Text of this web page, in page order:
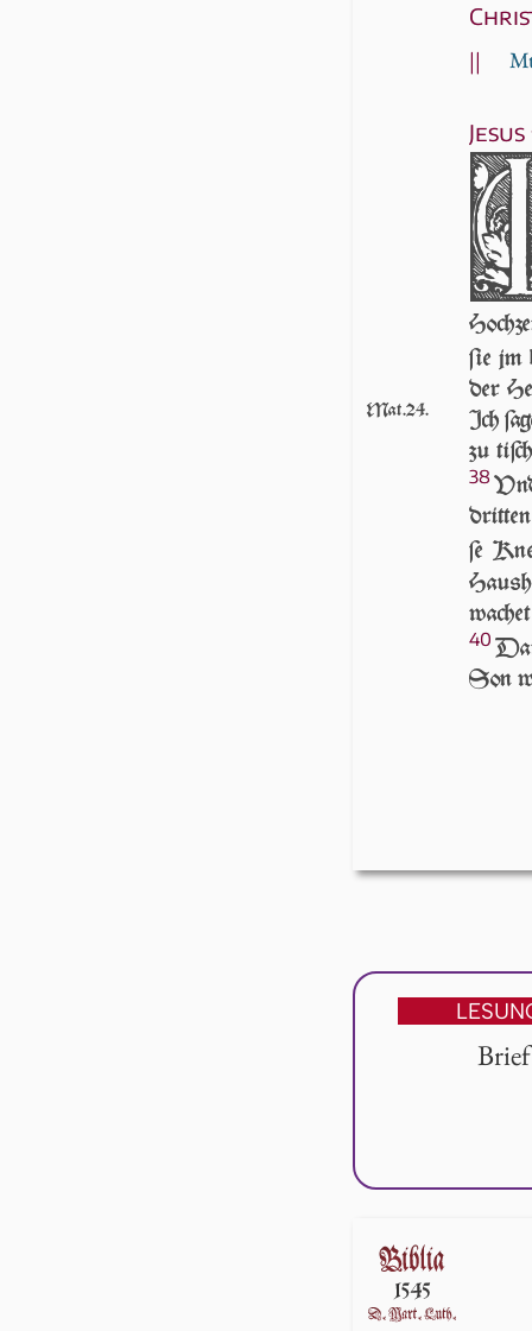
||
Mat.24.
ſie
der
Ich
zu
38
ſe
40
Son